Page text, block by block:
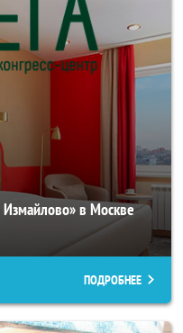
в Москве
ПОДРОБНЕЕ